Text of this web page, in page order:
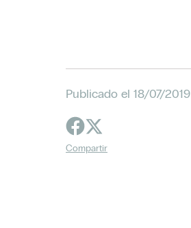
Publicado el 18/07/2019
Compartir